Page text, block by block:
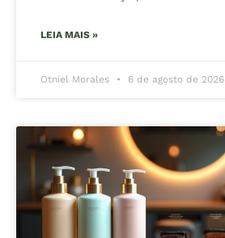
LEIA MAIS »
Otniel Morales 6 de agosto de 2026